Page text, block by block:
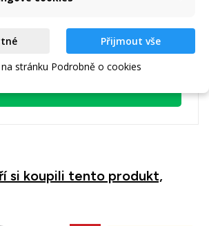
689 222 (9–17 h)
si koupili tento produkt,
Přijmout vše
stránku Podrobně o cookies